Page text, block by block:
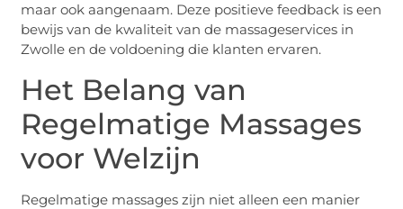
maar ook aangenaam. Deze positieve feedback is een
bewijs van de kwaliteit van de massageservices in
Zwolle en de voldoening die klanten ervaren.
Het Belang van
Regelmatige Massages
voor Welzijn
Regelmatige massages zijn niet alleen een manier